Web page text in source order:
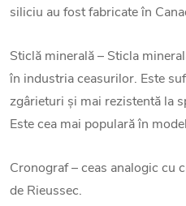
siliciu au fost fabricate în
Sticlă minerală – Sticla
în industria ceasurilor. Este
zgârieturi și mai rezistentă la
Este cea mai populară în
Cronograf – ceas analogic
de Rieussec.